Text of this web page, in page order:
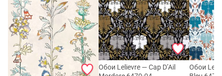
Обои Lelievre — Cap D’Ail
Обои